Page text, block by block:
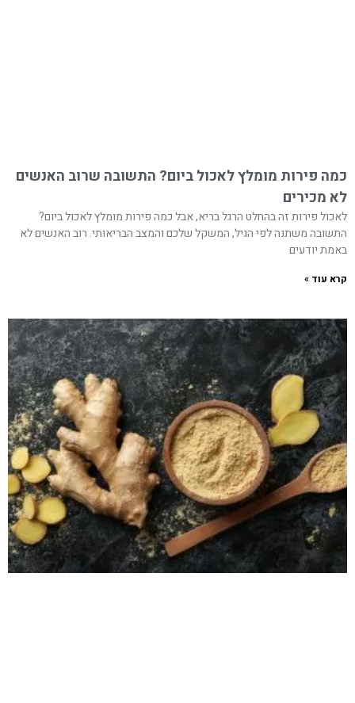
כמה פירות מומלץ לאכול ביום? התשובה שרוב האנשים
לא מכירים
לאכול פירות זה בהחלט הרגל בריא, אבל כמה פירות מומלץ לאכול ביום?
התשובה משתנה לפי הגיל, המשקל שלכם והמצב הבריאותי. רוב האנשים לא
באמת יודעים
קרא עוד »